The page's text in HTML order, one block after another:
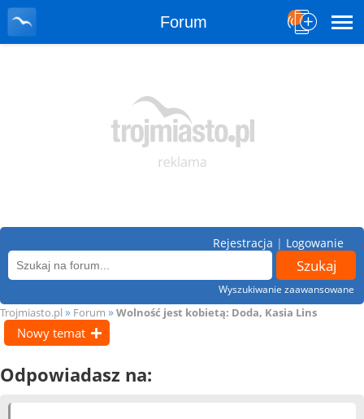
Forum
Wyszukiwanie zaawansowane
Rejestracja | Logowanie
Trojmiasto.pl » Forum » Wolność jest kobietą: Doda, Kasia Lins
Nowy temat
Odpowiadasz na: